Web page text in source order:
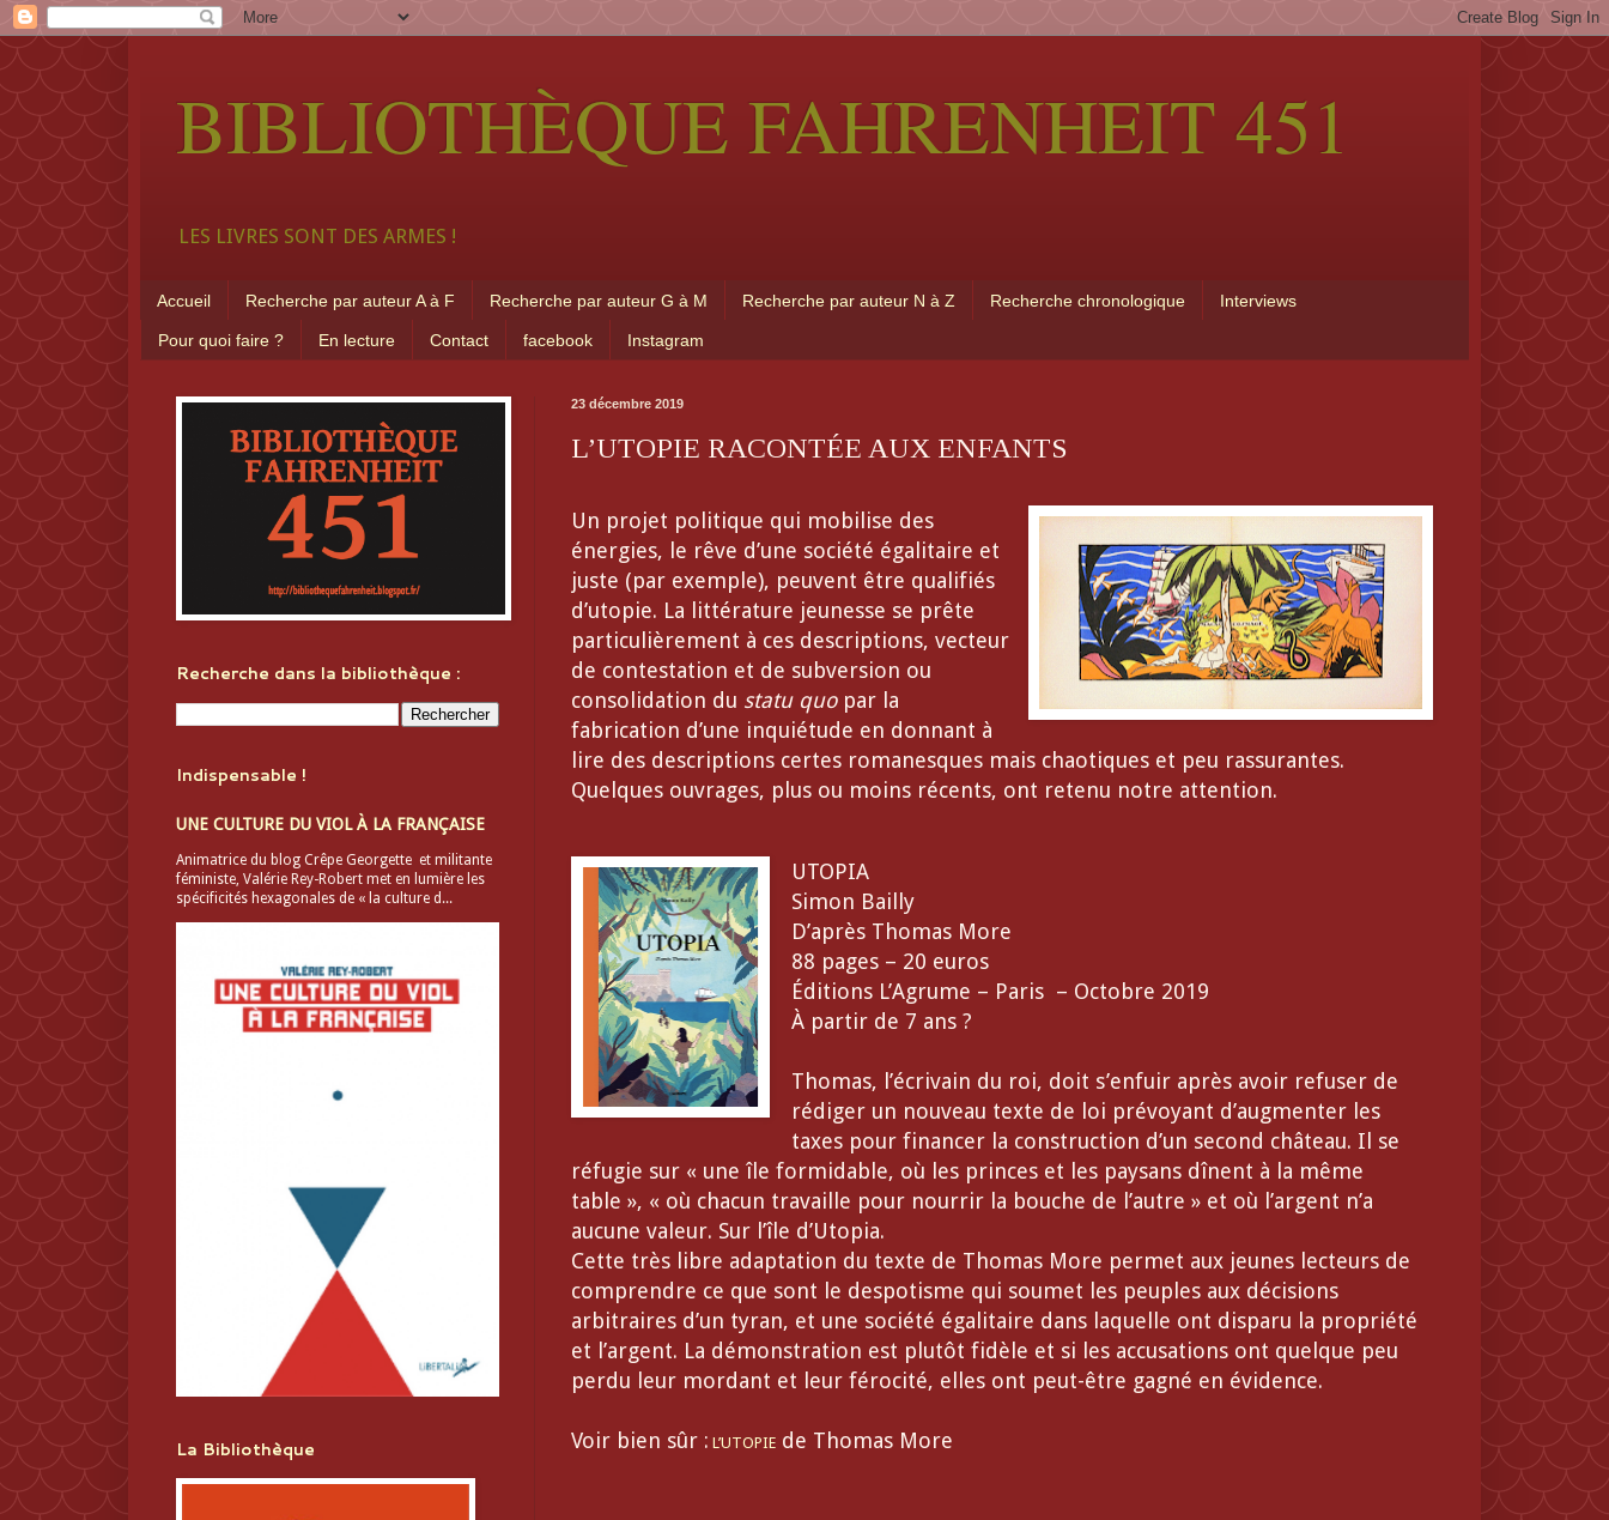
BIBLIOTHÈQUE FAHRENHEIT 451
LES LIVRES SONT DES ARMES !
Accueil Recherche par auteur A à F Recherche par auteur G à M Recherche par auteur N à Z Recherche chronologique Interviews
Pour quoi faire ? En lecture Contact facebook Instagram
23 décembre 2019
L’UTOPIE RACONTÉE AUX ENFANTS
Un projet politique qui mobilise des
énergies, le rêve d’une société égalitaire et
juste (par exemple), peuvent être qualifiés
d’utopie. La littérature jeunesse se prête
particulièrement à ces descriptions, vecteur
de contestation et de subversion ou
consolidation du statu quopar la
fabrication d’une inquiétude en donnant à
lire des descriptions certes romanesques mais chaotiques et peu rassurantes.
Quelques ouvrages, plus ou moins récents, ont retenu notre attention.
UTOPIA
Simon Bailly
D’après Thomas More
88 pages – 20 euros
Éditions L’Agrume – Paris – Octobre 2019
À partir de 7 ans ?
Thomas, l’écrivain du roi, doit s’enfuir après avoir refuser de
rédiger un nouveau texte de loi prévoyant d’augmenter les
taxes pour financer la construction d’un second château. Il se
réfugie sur « une île formidable, où les princes et les paysans dînent à la même
table », « où chacun travaille pour nourrir la bouche de l’autre » et où l’argent n’a
aucune valeur. Sur l’île d’Utopia.
Cette très libre adaptation du texte de Thomas More permet aux jeunes lecteurs de
comprendre ce que sont le despotisme qui soumet les peuples aux décisions
arbitraires d’un tyran, et une société égalitaire dans laquelle ont disparu la propriété
et l’argent. La démonstration est plutôt fidèle et si les accusations ont quelque peu
perdu leur mordant et leur férocité, elles ont peut-être gagné en évidence.
Voir bien sûr : L’UTOPIE de Thomas More
Recherche dans la bibliothèque :
Indispensable !
UNE CULTURE DU VIOL À LA FRANÇAISE
Animatrice du blog Crêpe Georgette et militante
féministe, Valérie Rey-Robert met en lumière les
spécificités hexagonales de « la culture d...
La Bibliothèque